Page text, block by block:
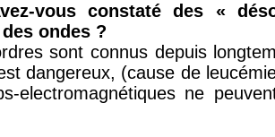
vous constaté des «
ondes ?
sont connus depuis
dangereux, (cause de
electromagnétiques ne